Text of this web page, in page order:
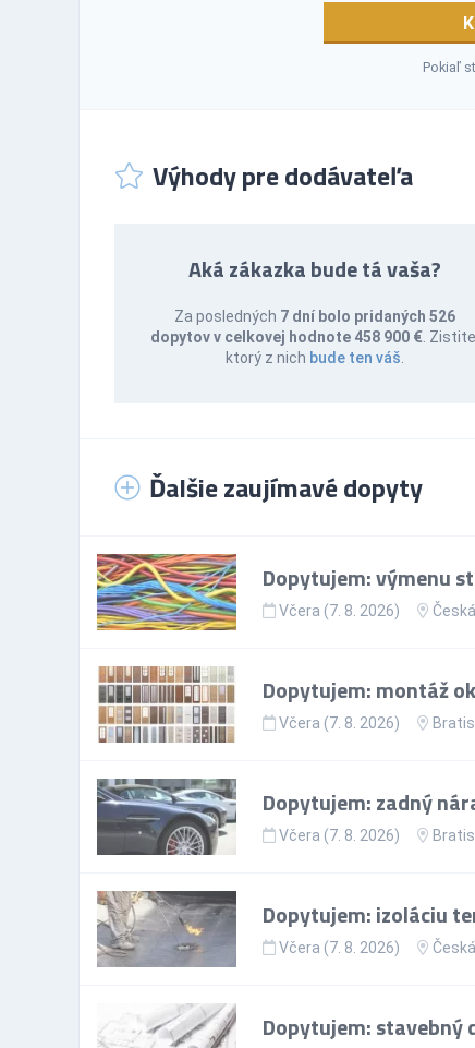
Pokiaľ
Výhody pre dodávateľa
Aká zákazka bude tá vaša?
Za posledných 7 dní bolo pridaných 526
dopytov v celkovej hodnote 458 900 €.
ktorý z nich bude ten váš
Ďalšie zaujímavé dopyty
Dopytujem: výmenu
Včera (7. 8. 2026)
Dopytujem: montáž
Včera (7. 8. 2026)
Dopytujem: zadný
Včera (7. 8. 2026)
Dopytujem: izoláciu
Včera (7. 8. 2026)
Dopytujem: stavebný